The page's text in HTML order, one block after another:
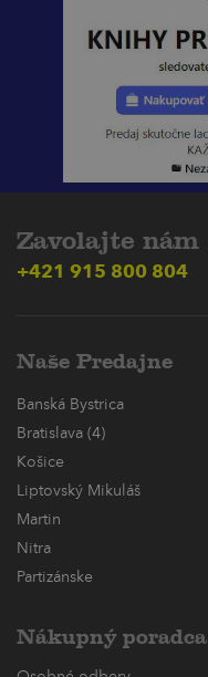
Zavolajte nám
+421 915 800 804
Naše Predajne
Banská Bystrica
Bratislava (4)
Košice
Liptovský Mikuláš
Martin
Nitra
Partizánske
Nákupný poradca